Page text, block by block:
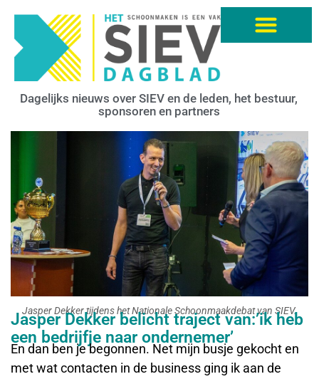
Dagelijks nieuws over SIEV en de leden, het bestuur,
sponsoren en partners
Jasper Dekker tijdens het Nationale Schoonmaakdebat van SIEV.
Jasper Dekker belicht traject van:’ik heb
een bedrijfje naar ondernemer’
En dan ben je begonnen. Net mijn busje gekocht en
met wat contacten in de business ging ik aan de